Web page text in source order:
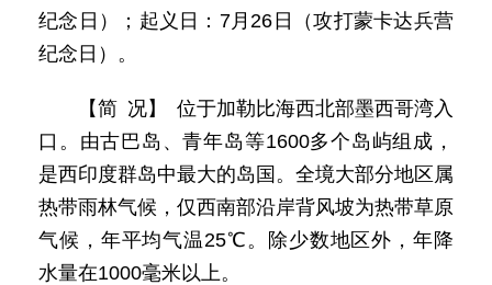
纪念日）；起义日：7月26日（攻打蒙卡达兵营
纪念日）。
【简 况】 位于加勒比海西北部墨西哥湾入
口。由古巴岛、青年岛等1600多个岛屿组成，
是西印度群岛中最大的岛国。全境大部分地区属
热带雨林气候，仅西南部沿岸背风坡为热带草原
气候，年平均气温25℃。除少数地区外，年降
水量在1000毫米以上。